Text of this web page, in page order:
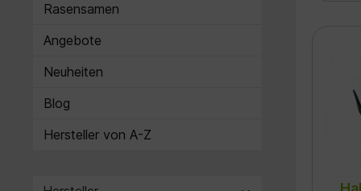
Rasensamen
Angebote
Neuheiten
Blog
Hersteller von A-Z